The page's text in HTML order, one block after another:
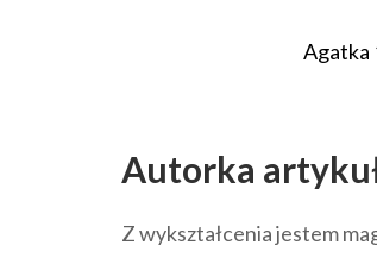
Agatka
Autorka
Z wykształcenia jestem